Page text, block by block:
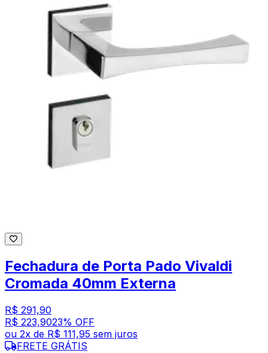
Fechadura de Porta Pado Vivaldi
Cromada 40mm Externa
R$ 291,90
R$ 223,9023% OFF
ou 2x de R$ 111,95 sem juros
FRETE GRÁTIS